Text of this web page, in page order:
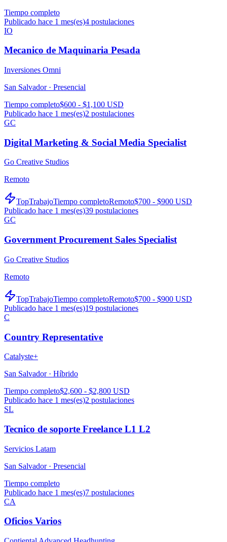
Tiempo completo
Publicado hace 1 mes(es)4 postulaciones
IO
Mecanico de Maquinaria Pesada
Inversiones Omni
San Salvador · Presencial
Tiempo completo$600 - $1,100 USD
Publicado hace 1 mes(es)2 postulaciones
GC
Digital Marketing & Social Media Specialist
Go Creative Studios
Remoto
TopTrabajoTiempo completoRemoto$700 - $900 USD
Publicado hace 1 mes(es)39 postulaciones
GC
Government Procurement Sales Specialist
Go Creative Studios
Remoto
TopTrabajoTiempo completoRemoto$700 - $900 USD
Publicado hace 1 mes(es)19 postulaciones
C
Country Representative
Catalyste+
San Salvador · Híbrido
Tiempo completo$2,600 - $2,800 USD
Publicado hace 1 mes(es)2 postulaciones
SL
Tecnico de soporte Freelance L1 L2
Servicios Latam
San Salvador · Presencial
Tiempo completo
Publicado hace 1 mes(es)7 postulaciones
CA
Oficios Varios